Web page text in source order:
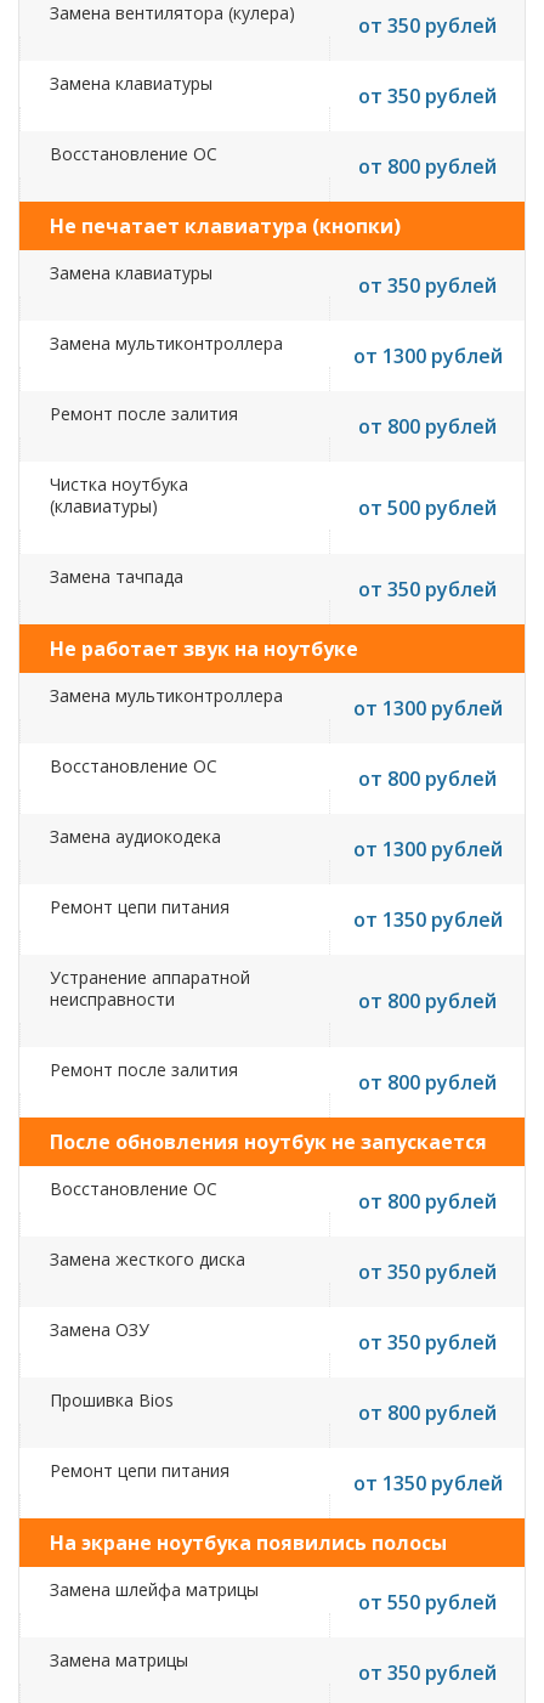
Замена вентилятора (кулера) от 350 рублей
Замена клавиатуры от 350 рублей
Восстановление ОС от 800 рублей
Не печатает клавиатура (кнопки)
Замена клавиатуры от 350 рублей
Замена мультиконтроллера от 1300 рублей
Ремонт после залития от 800 рублей
Чистка ноутбука
(клавиатуры)
от 500 рублей
Замена тачпада от 350 рублей
Не работает звук на ноутбуке
Замена мультиконтроллера от 1300 рублей
Восстановление ОС от 800 рублей
Замена аудиокодека от 1300 рублей
Ремонт цепи питания от 1350 рублей
Устранение аппаратной
неисправности
от 800 рублей
Ремонт после залития от 800 рублей
После обновления ноутбук не запускается
Восстановление ОС от 800 рублей
Замена жесткого диска от 350 рублей
Замена ОЗУ от 350 рублей
Прошивка Bios от 800 рублей
Ремонт цепи питания от 1350 рублей
На экране ноутбука появились полосы
Замена шлейфа матрицы от 550 рублей
Замена матрицы от 350 рублей